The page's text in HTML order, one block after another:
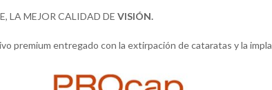
LA MEJOR CALIDAD DE VISIÓN.
premium entregado con la extirpación de cataratas y la